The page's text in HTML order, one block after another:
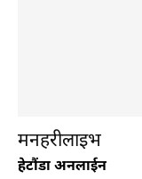
मनहरीलाइभ
हेटौंडा अनलाईन